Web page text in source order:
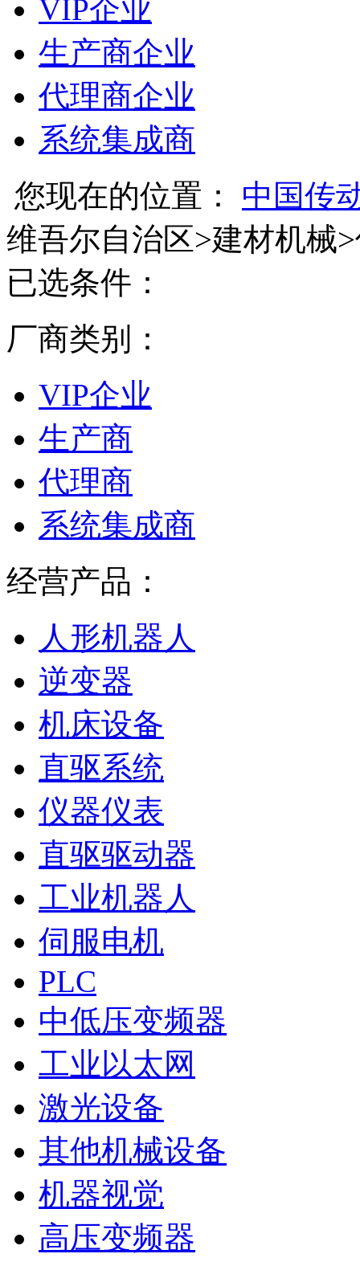
VIP企业
生产商企业
代理商企业
系统集成商
您现在的位置：
中国传
维吾尔自治区>建材机械>
已选条件：
厂商类别：
VIP企业
生产商
代理商
系统集成商
经营产品：
人形机器人
逆变器
机床设备
直驱系统
仪器仪表
直驱驱动器
工业机器人
伺服电机
PLC
中低压变频器
工业以太网
激光设备
其他机械设备
机器视觉
高压变频器